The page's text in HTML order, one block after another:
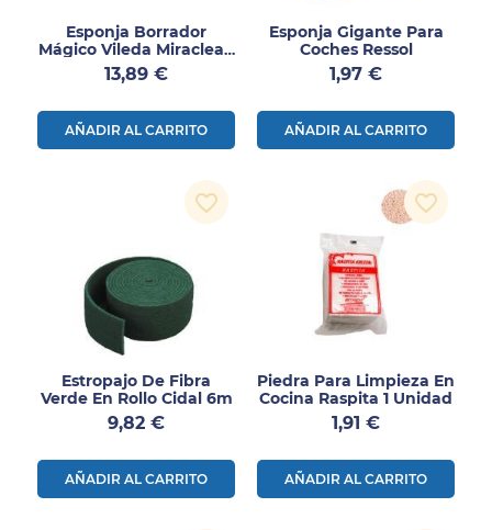
Esponja Borrador
Mágico Vileda Miraclean
Big
Precio
13,89 €
AÑADIR AL CARRITO
Esponja Gigante Para
Coches Ressol
Precio
1,97 €
AÑADIR AL CARRITO
Estropajo De Fibra
Verde En Rollo Cidal 6m
Precio
9,82 €
AÑADIR AL CARRITO
favorite_border
Piedra Para Limpieza En
Cocina Raspita 1 Unidad
Precio
1,91 €
AÑADIR AL CARRITO
favorite_border